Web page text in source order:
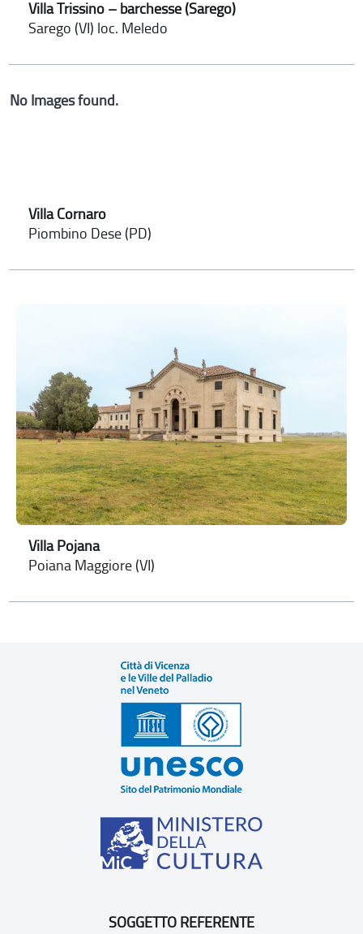
Villa Trissino – barchesse (Sarego)
Sarego (VI) loc. Meledo
No Images found.
Villa Cornaro
Piombino Dese (PD)
Villa Pojana
Poiana Maggiore (VI)
SOGGETTO REFERENTE